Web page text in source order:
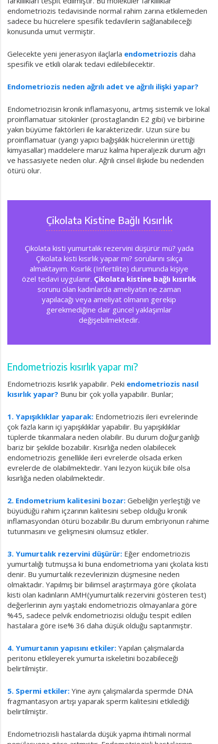
endometriozis tedavisinde normal rahim zarına etkilemeden
sadece bu hücrelere spesifik tedavilerin sağlanabileceği
konusunda umut vermiştir.
Gelecekte yeni jenerasyon ilaçlarla endometriozis daha
spesifik ve etkili olarak tedavi edilebilecektir.
Endometriozis neden ağrılı adet ve ağrılı ilişki yapar?
Endometriozisin kronik inflamasyonu, artmış sistemik ve lokal
proinflamatuar sitokinler (prostaglandin E2 gibi) ve birbirine
yakın büyüme faktörleri ile karakterizedir. Uzun süre bu
proinflamatuar (yangı yapıcı bağışıklık hücrelerinin ürettiği
kimyasallar) maddelere maruz kalma hiperaljezik durum ağrı
ve hassasiyete neden olur. Ağrılı cinsel ilişkide bu nedenden
ötürü olur.
Çikolata Kistine Bağlı Kısırlık
Çikolata kisti yumurtalık rezervini düşürür mü? yada
Çikolata kisti kısırlık yapar mı? sorularını sıkça
almaktayım. Kısırlık (Infertilite) durumunda kişiye
özel tedavi uygulanır. Çikolata kistine bağlı kısırlık
sorunu olan kadınlarda ameliyatın ne zaman
yapılacağı veya ameliyat olmanın gerekip
gerekmediğine dair güncel yaklaşımlar
değişebilmektedir.
Endometriozis kısırlık yapar mı?
Endometriozis kısırlık yapabilir. Peki endometriozis nasıl
kısırlık yapar? Bunu bir çok yolla yapabilir. Bunlar;
1. Yapışıklıklar yaparak: Endometriozis ileri evrelerinde
çok fazla karın içi yapışıklıklar yapabilir. Bu yapışıklıklar
tüplerde tıkanmalara neden olabilir. Bu durum doğurganlığı
bariz bir şekilde bozabilir. Kısırlığa neden olabilecek
endometriozis genellikle ileri evrelerde olsada erken
evrelerde de olabilmektedir. Yani lezyon küçük bile olsa
kısırlığa neden olabilmektedir.
2. Endometrium kalitesini bozar: Gebeliğin yerleştiği ve
büyüdüğü rahim içzarının kalitesini sebep olduğu kronik
inflamasyondan ötürü bozabilir.Bu durum embriyonun rahime
tutunmasını ve gelişmesini olumsuz etkiler.
3. Yumurtalık rezervini düşürür: Eğer endometriozis
yumurtalığı tutmuşsa ki buna endometrioma yani çkolata kisti
denir. Bu yumurtalık rezevlerinizin düşmesine neden
olmaktadır. Yapılmış bir bilimsel araştırmaya göre çikolata
kisti olan kadınların AMH(yumurtalık rezervini gösteren test)
değerlerinin aynı yaştaki endometriozis olmayanlara göre
%45, sadece pelvik endometriozisi olduğu tespit edilen
hastalara göre ise% 36 daha düşük olduğu saptanmıştır.
4. Yumurtanın yapısını etkiler: Yapılan çalışmalarda
peritonu etkileyerek yumurta iskeletini bozabileceği
belirtilmiştir.
5. Spermi etkiler: Yine aynı çalışmalarda spermde DNA
fragmantasyon artışı yaparak sperm kalitesini etkilediği
belirtilmiştir.
Endometriozisli hastalarda düşük yapma ihtimali normal